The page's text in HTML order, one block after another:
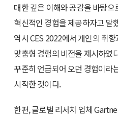
대한 깊은 이해와 공감을 바탕으
혁신적인 경험을 제공하자고 말
역시 CES 2022에서 개인의 취
맞춤형 경험의 비전을 제시하였
꾸준히 언급되어 오던 경험이라
시작한 것이다.
한편, 글로벌 리서치 업체